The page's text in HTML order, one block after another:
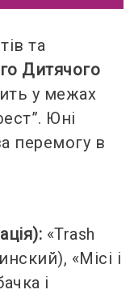
та
Дитячого
у межах
Юні
перемогу в
«Trash
«Місі і
і